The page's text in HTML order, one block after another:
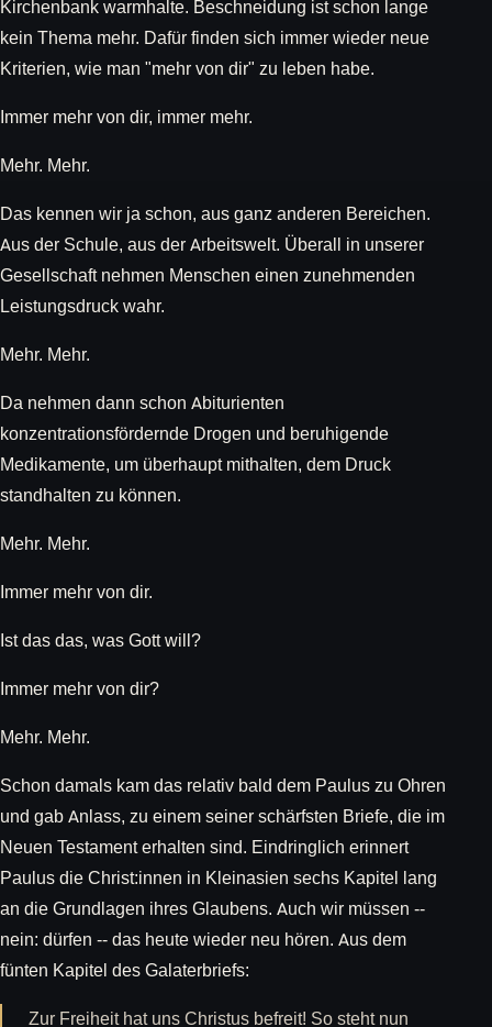
Kirchenbank warmhalte. Beschneidung ist schon lange
kein Thema mehr. Dafür finden sich immer wieder neue
Kriterien, wie man "mehr von dir" zu leben habe.
Immer mehr von dir, immer mehr.
Mehr. Mehr.
Das kennen wir ja schon, aus ganz anderen Bereichen.
Aus der Schule, aus der Arbeitswelt. Überall in unserer
Gesellschaft nehmen Menschen einen zunehmenden
Leistungsdruck wahr.
Mehr. Mehr.
Da nehmen dann schon Abiturienten
konzentrationsfördernde Drogen und beruhigende
Medikamente, um überhaupt mithalten, dem Druck
standhalten zu können.
Mehr. Mehr.
Immer mehr von dir.
Ist das das, was Gott will?
Immer mehr von dir?
Mehr. Mehr.
Schon damals kam das relativ bald dem Paulus zu Ohren
und gab Anlass, zu einem seiner schärfsten Briefe, die im
Neuen Testament erhalten sind. Eindringlich erinnert
Paulus die Christ:innen in Kleinasien sechs Kapitel lang
an die Grundlagen ihres Glaubens. Auch wir müssen --
nein: dürfen -- das heute wieder neu hören. Aus dem
fünten Kapitel des Galaterbriefs:
Zur Freiheit hat uns Christus befreit! So steht nun